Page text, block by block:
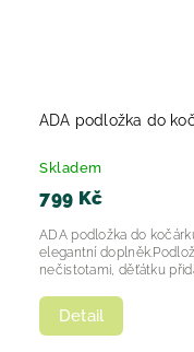
Skladem
799 Kč
Detail
ADA podložka do
elegantní
nečistotami, děťátku